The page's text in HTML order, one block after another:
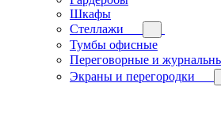
Шкафы
Стеллажи
Тумбы офисные
Переговорные и
Экраны и перегородки